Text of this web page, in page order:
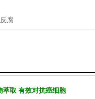
腐
萃取 有效对抗癌细胞